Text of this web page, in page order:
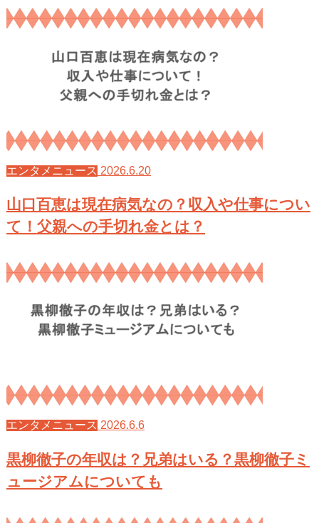
エンタメニュース 2026.6.20
山口百恵は現在病気なの？収入や仕事につい
て！父親への手切れ金とは？
エンタメニュース 2026.6.6
黒柳徹子の年収は？兄弟はいる？黒柳徹子ミ
ュージアムについても